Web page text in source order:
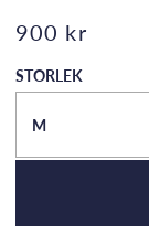
900 kr
STORLEK
M